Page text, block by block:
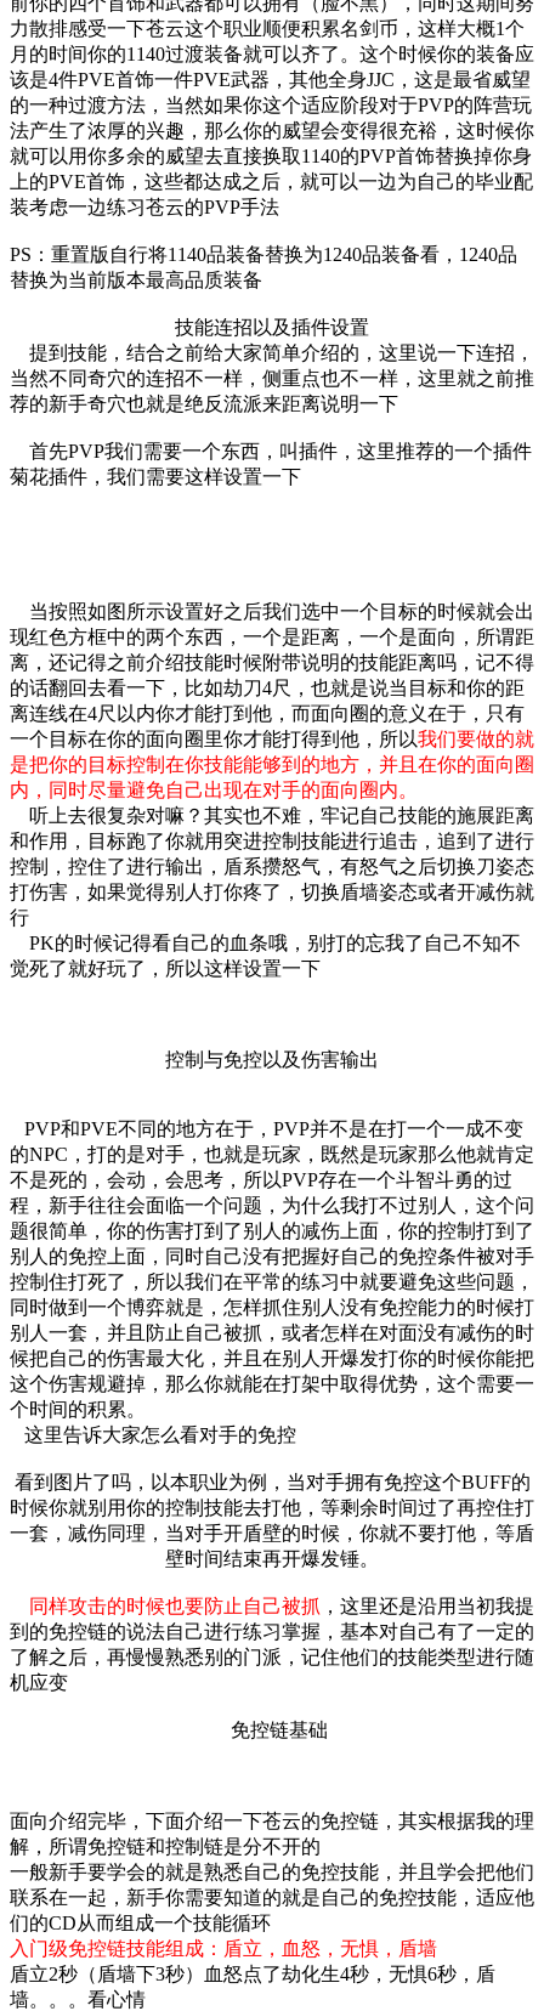
力散排感受一下苍云这个职业顺便积累名剑币，这样大概1个
月的时间你的1140过渡装备就可以齐了。这个时候你的装备应
该是4件PVE首饰一件PVE武器，其他全身JJC，这是最省威望
的一种过渡方法，当然如果你这个适应阶段对于PVP的阵营玩
法产生了浓厚的兴趣，那么你的威望会变得很充裕，这时候你
就可以用你多余的威望去直接换取1140的PVP首饰替换掉你身
上的PVE首饰，这些都达成之后，就可以一边为自己的毕业配
装考虑一边练习苍云的PVP手法
PS：重置版自行将1140品装备替换为1240品装备看，1240品
替换为当前版本最高品质装备
技能连招以及插件设置
提到技能，结合之前给大家简单介绍的，这里说一下连招，
当然不同奇穴的连招不一样，侧重点也不一样，这里就之前推
荐的新手奇穴也就是绝反流派来距离说明一下
首先PVP我们需要一个东西，叫插件，这里推荐的一个插件
菊花插件，我们需要这样设置一下
当按照如图所示设置好之后我们选中一个目标的时候就会出
现红色方框中的两个东西，一个是距离，一个是面向，所谓距
离，还记得之前介绍技能时候附带说明的技能距离吗，记不得
的话翻回去看一下，比如劫刀4尺，也就是说当目标和你的距
离连线在4尺以内你才能打到他，而面向圈的意义在于，只有
一个目标在你的面向圈里你才能打得到他，所以我们要做的就
是把你的目标控制在你技能能够到的地方，并且在你的面向圈
内，同时尽量避免自己出现在对手的面向圈内。
听上去很复杂对嘛？其实也不难，牢记自己技能的施展距离
和作用，目标跑了你就用突进控制技能进行追击，追到了进行
控制，控住了进行输出，盾系攒怒气，有怒气之后切换刀姿态
打伤害，如果觉得别人打你疼了，切换盾墙姿态或者开减伤就
行
PK的时候记得看自己的血条哦，别打的忘我了自己不知不
觉死了就好玩了，所以这样设置一下
控制与免控以及伤害输出
PVP和PVE不同的地方在于，PVP并不是在打一个一成不变
的NPC，打的是对手，也就是玩家，既然是玩家那么他就肯定
不是死的，会动，会思考，所以PVP存在一个斗智斗勇的过
程，新手往往会面临一个问题，为什么我打不过别人，这个问
题很简单，你的伤害打到了别人的减伤上面，你的控制打到了
别人的免控上面，同时自己没有把握好自己的免控条件被对手
控制住打死了，所以我们在平常的练习中就要避免这些问题，
同时做到一个博弈就是，怎样抓住别人没有免控能力的时候打
别人一套，并且防止自己被抓，或者怎样在对面没有减伤的时
候把自己的伤害最大化，并且在别人开爆发打你的时候你能把
这个伤害规避掉，那么你就能在打架中取得优势，这个需要一
个时间的积累。
这里告诉大家怎么看对手的免控
看到图片了吗，以本职业为例，当对手拥有免控这个BUFF的
时候你就别用你的控制技能去打他，等剩余时间过了再控住打
一套，减伤同理，当对手开盾壁的时候，你就不要打他，等盾
壁时间结束再开爆发锤。
同样攻击的时候也要防止自己被抓 ，这里还是沿用当初我提
到的免控链的说法自己进行练习掌握，基本对自己有了一定的
了解之后，再慢慢熟悉别的门派，记住他们的技能类型进行随
机应变
免控链基础
面向介绍完毕，下面介绍一下苍云的免控链，其实根据我的理
解，所谓免控链和控制链是分不开的
一般新手要学会的就是熟悉自己的免控技能，并且学会把他们
联系在一起，新手你需要知道的就是自己的免控技能，适应他
们的CD从而组成一个技能循环
入门级免控链技能组成：盾立，血怒，无惧，盾墙
盾立2秒（盾墙下3秒）血怒点了劫化生4秒，无惧6秒，盾
墙。。。看心情